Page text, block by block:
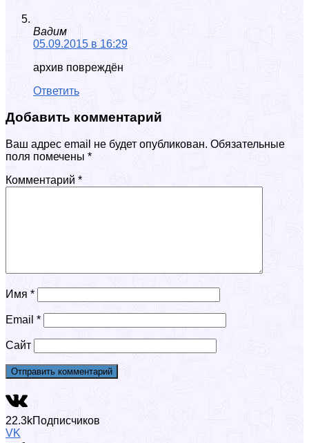
Вадим
05.09.2015 в 16:29
архив повреждён
Ответить
Добавить комментарий
Ваш адрес email не будет опубликован. Обязательные
поля помечены *
Комментарий *
Имя *
Email *
Сайт
22.3kПодписчиков
VK